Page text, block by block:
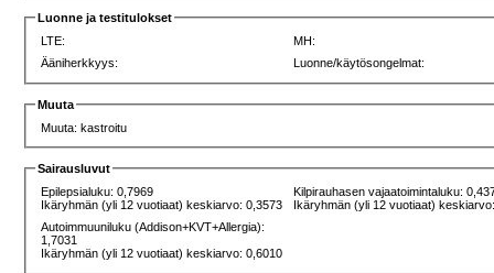
Luonne ja testitulokset
LTE:
MH:
Ääniherkkyys:
Luonne/käytösongelmat:
Muuta
Muuta: kastroitu
Sairausluvut
Epilepsialuku: 0,7969
Ikäryhmän (yli 12 vuotiaat) keskiarvo: 0,3573
Kilpirauhasen vajaatoimintaluku:
Ikäryhmän (yli 12 vuotiaat)
Autoimmuuniluku (Addison+KVT+Allergia):
1,7031
Ikäryhmän (yli 12 vuotiaat) keskiarvo: 0,6010